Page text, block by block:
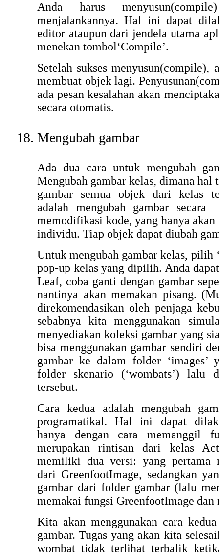
Anda harus
menjalankannya. Hal ini dapat
editor ataupun dari jendela utama
menekan tombol‘Compile’.
Setelah sukses menyusun(compile),
membuat objek lagi.
ada pesan kesalahan akan
secara otomatis.
Mengubah gambar
Ada dua cara untuk mengubah
Mengubah gambar kelas, dimana hal
gambar semua objek dari kelas
adalah mengubah gambar secara
memodifikasi kode, yang hanya akan
individu. Tiap objek dapat diubah
Untuk mengubah gambar kelas, pilih
pop-up kelas yang dipilih. Anda
Leaf, coba ganti dengan gambar
nantinya akan memakan pisang.
direkomendasikan oleh penjaga
sebabnya kita menggunakan
menyediakan koleksi gambar yang
bisa menggunakan gambar sendiri
gambar ke dalam folder ‘images’
folder skenario (‘wombats’) lalu
tersebut.
Cara kedua adalah mengubah
programatikal. Hal ini dapat
hanya dengan cara memanggil
merupakan rintisan dari kelas
memiliki dua versi: yang pertama
dari GreenfootImage, sedangkan
gambar dari folder gambar (lalu
memakai fungsi GreenfootImage dan
Kita akan menggunakan cara
gambar. Tugas yang akan kita
wombat tidak terlihat terbalik